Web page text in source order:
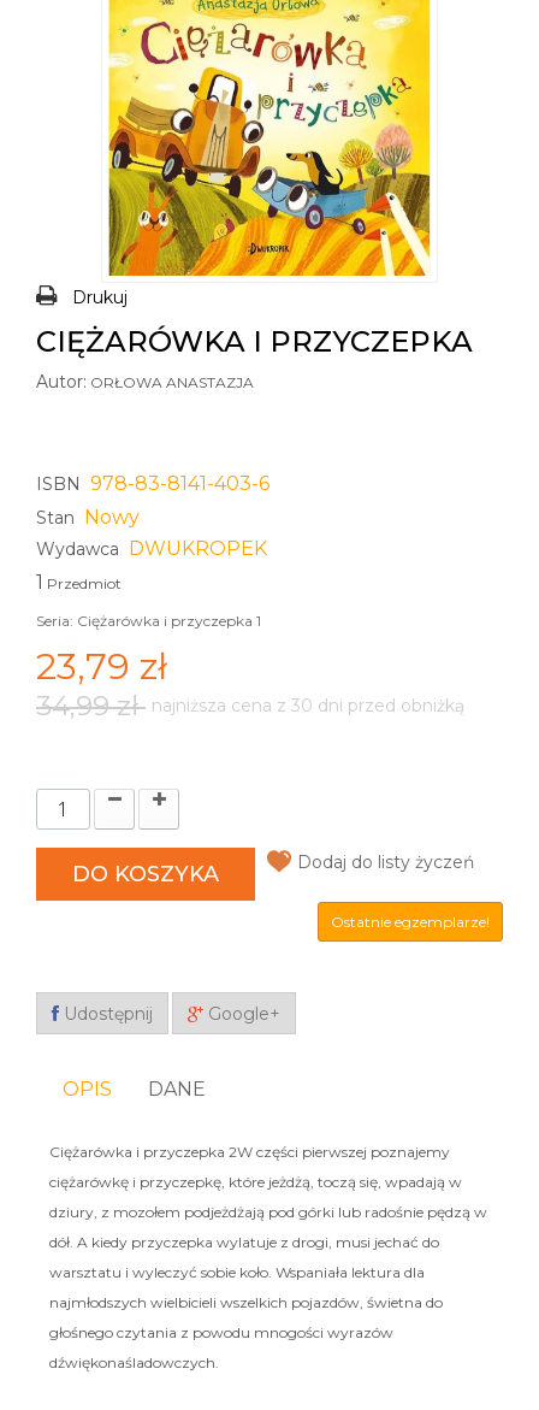
Drukuj
CIĘŻARÓWKA I PRZYCZEPKA
Autor: ORŁOWA ANASTAZJA
ISBN 978-83-8141-403-6
Stan Nowy
Wydawca DWUKROPEK
1 Przedmiot
Seria: Ciężarówka i przyczepka 1
23,79 zł
34,99 zł najniższa cena z 30 dni przed obniżką
DO KOSZYKA Dodaj do listy życzeń
Ostatnie egzemplarze!
Udostępnij Google+
OPIS DANE
Ciężarówka i przyczepka 2W części pierwszej poznajemy
ciężarówkę i przyczepkę, które jeżdżą, toczą się, wpadają w
dziury, z mozołem podjeżdżają pod górki lub radośnie pędzą w
dół. A kiedy przyczepka wylatuje z drogi, musi jechać do
warsztatu i wyleczyć sobie koło. Wspaniała lektura dla
najmłodszych wielbicieli wszelkich pojazdów, świetna do
głośnego czytania z powodu mnogości wyrazów
dźwiękonaśladowczych.